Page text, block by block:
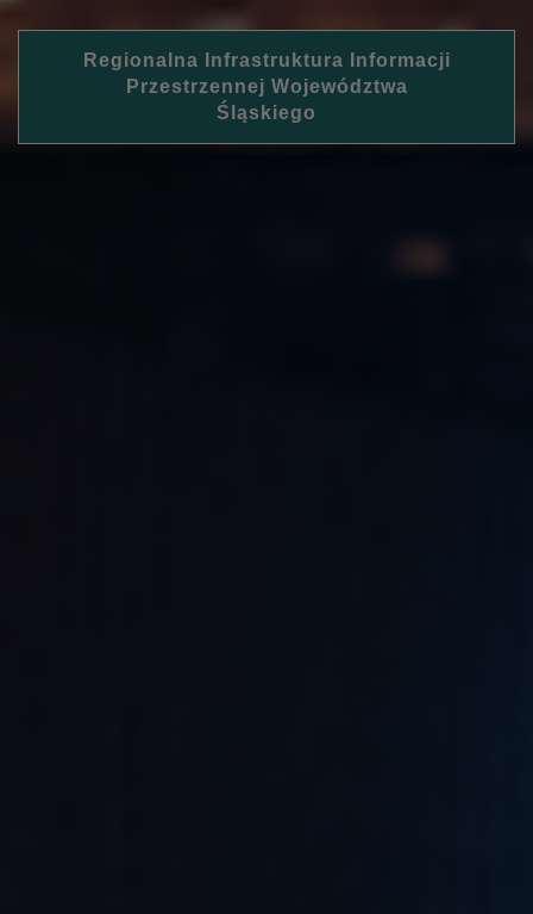
Regionalna Infrastruktura Informacji
Przestrzennej Województwa
Śląskiego